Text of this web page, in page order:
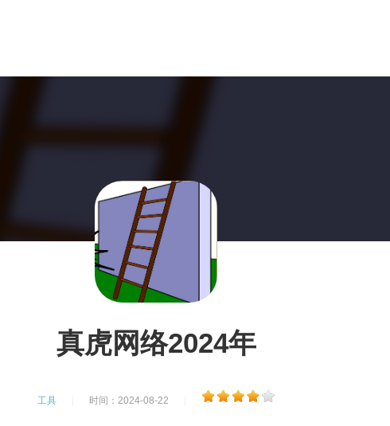
真虎网络2024年
工具 时间：2024-08-22